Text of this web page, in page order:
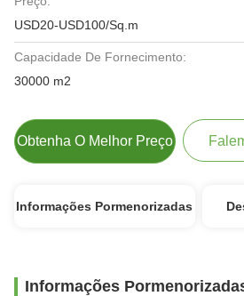
USD20-USD100/Sq.m
Capacidade De Fornecimento:
30000 m2
Obtenha O Melhor Preço
Informações Pormenorizadas
Informações